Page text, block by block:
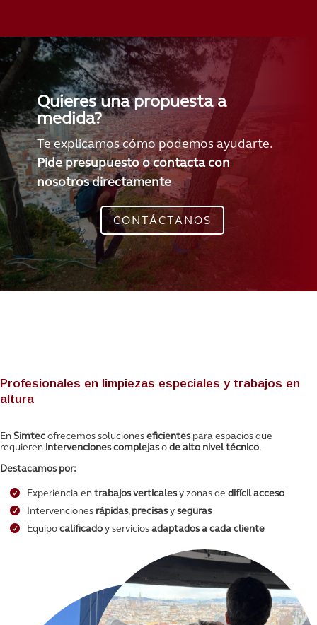
Quieres una propuesta a
medida?
Te explicamos cómo podemos ayudarte.
Pide presupuesto o contacta con
nosotros directamente
CONTÁCTANOS
Profesionales en limpiezas especiales y trabajos en
altura
EnSimtecofrecemos solucioneseficientespara espacios que
requieren intervenciones complejasode alto nivel técnico.
Destacamos por:
Experiencia entrabajos verticalesy zonas de difícil acceso
Intervenciones rápidas,precisasyseguras
Equipocalificadoy serviciosadaptadosa cada cliente